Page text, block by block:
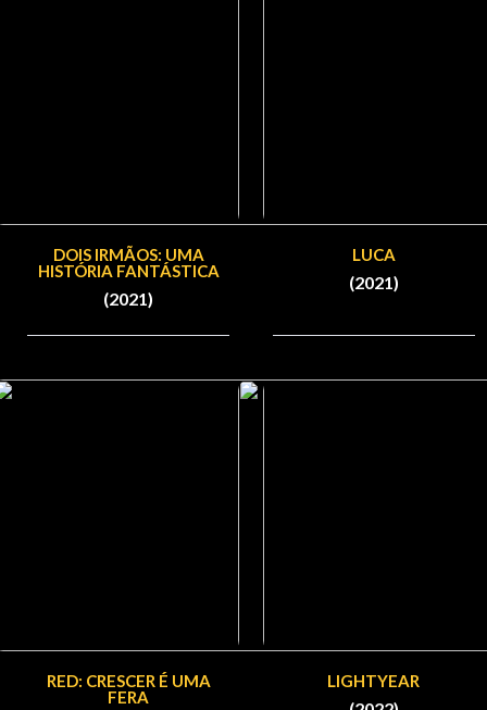
DOIS IRMÃOS: UMA
HISTÓRIA FANTÁSTICA
(2021)
LUCA
(2021)
RED: CRESCER É UMA
FERA
LIGHTYEAR